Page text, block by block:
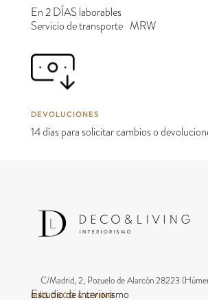
En 2 DÍAS laborables
Servicio de transporte MRW
DEVOLUCIONES
14 días para solicitar cambios o
C/Madrid, 2, Pozuelo de Alarcón 28223
MÁS DECO & LIVING
Estudio de Interiorismo